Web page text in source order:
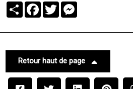
PartagerFacebook
Twitter
Retour haut de page